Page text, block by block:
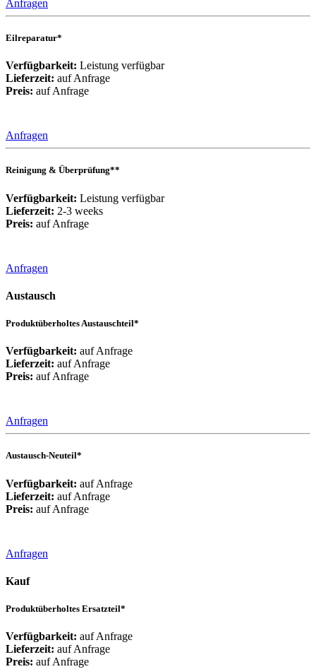
Anfragen
Eilreparatur*
Verfügbarkeit: Leistung verfügbar
Lieferzeit: auf Anfrage
Preis: auf Anfrage
Anfragen
Reinigung & Überprüfung**
Verfügbarkeit: Leistung verfügbar
Lieferzeit: 2-3 weeks
Preis: auf Anfrage
Anfragen
Austausch
Produktüberholtes Austauschteil*
Verfügbarkeit: auf Anfrage
Lieferzeit: auf Anfrage
Preis: auf Anfrage
Anfragen
Austausch-Neuteil*
Verfügbarkeit: auf Anfrage
Lieferzeit: auf Anfrage
Preis: auf Anfrage
Anfragen
Kauf
Produktüberholtes Ersatzteil*
Verfügbarkeit: auf Anfrage
Lieferzeit: auf Anfrage
Preis: auf Anfrage